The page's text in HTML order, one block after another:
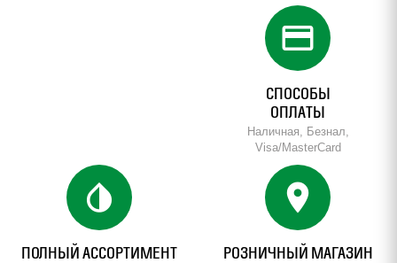
credit_card
СПОСОБЫ
ОПЛАТЫ
Наличная, Безнал,
Visa/MasterCard
invert_colors
ПОЛНЫЙ АССОРТИМЕНТ
location_on
РОЗНИЧНЫЙ МАГАЗИН